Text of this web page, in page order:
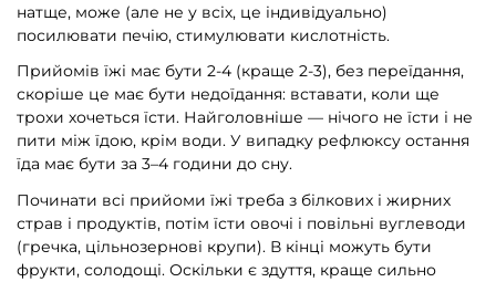
натще, може (але не у всіх, це індивідуально)
посилювати печію, стимулювати кислотність.
Прийомів їжі має бути 2-4 (краще 2-3), без переїдання,
скоріше це має бути недоїдання: вставати, коли ще
трохи хочеться їсти. Найголовніше — нічого не їсти і не
пити між їдою, крім води. У випадку рефлюксу остання
їда має бути за 3–4 години до сну.
Починати всі прийоми їжі треба з білкових і жирних
страв і продуктів, потім їсти овочі і повільні вуглеводи
(гречка, цільнозернові крупи). В кінці можуть бути
фрукти, солодощі. Оскільки є здуття, краще сильно